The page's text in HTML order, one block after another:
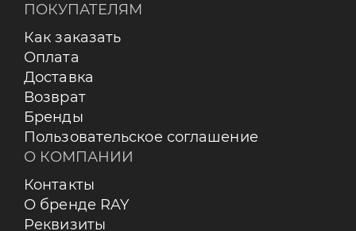
ПОКУПАТЕЛЯМ
Как заказать
Оплата
Доставка
Возврат
Бренды
Пользовательское соглашение
О КОМПАНИИ
Контакты
О бренде RAY
Реквизиты